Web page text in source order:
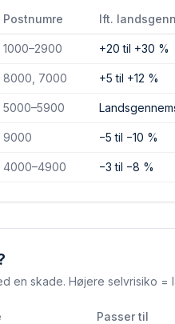
Postnumre Ift.
1000–2900 +20 til +30 %
8000, 7000 +5 til +12 %
5000–5900
9000 −5 til −10 %
4000–4900 −3 til −8 %
en skade. Højere selvrisiko =
Passer til